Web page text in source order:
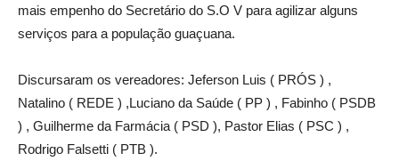
mais empenho do Secretário do S.O V para agilizar alguns
serviços para a população guaçuana.
Discursaram os vereadores: Jeferson Luis ( PRÓS ) ,
Natalino ( REDE ) ,Luciano da Saúde ( PP ) , Fabinho ( PSDB
) , Guilherme da Farmácia ( PSD ), Pastor Elias ( PSC ) ,
Rodrigo Falsetti ( PTB ).